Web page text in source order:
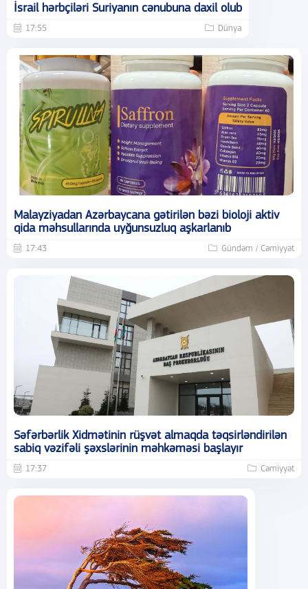
İsrail hərbçiləri Suriyanın cənubuna daxil olub
17:55 Dünya
Malayziyadan Azərbaycana gətirilən bəzi bioloji aktiv
qida məhsullarında uyğunsuzluq aşkarlanıb
17:43 Gündəm / Cəmiyyət
Səfərbərlik Xidmətinin rüşvət almaqda təqsirləndirilən
sabiq vəzifəli şəxslərinin məhkəməsi başlayır
17:37 Cəmiyyət